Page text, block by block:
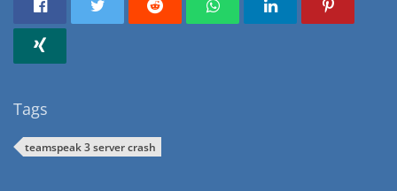
Tags
teamspeak 3 server crash